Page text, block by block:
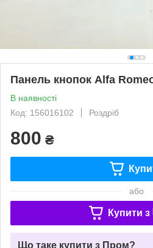
Панель кнопок Alfa
В наявності
Код: 156016102
Роздріб
800 ₴
або
Купити з
Що таке купити з Пром?